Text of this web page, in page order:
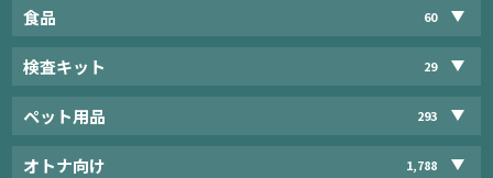
食品 60
検査キット 29
ペット用品 293
オトナ向け 1,788